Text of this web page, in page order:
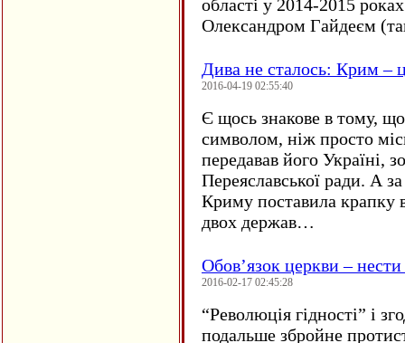
області у 2014-2015
Олександром Гайдеєм
Дива не сталось: Крим –
2016-04-19 02:55:40
Є щось знакове в тому, що
символом, ніж просто
передавав його Україні,
Переяславської ради. А
Криму поставила крапку
двох держав…
Обов’язок церкви –
2016-02-17 02:45:28
“Революція гідності” і
подальше збройне